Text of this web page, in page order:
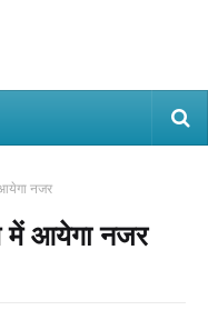
नजर
में आयेगा नजर